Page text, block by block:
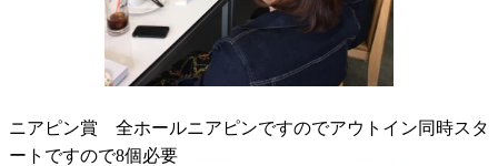
ニアピン賞 全ホールニアピンですのでアウトイン同時スタ
ートですので8個必要